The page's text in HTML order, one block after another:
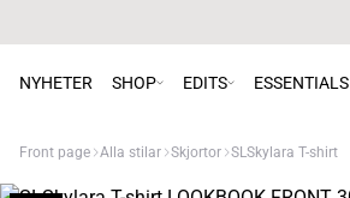
NYHETER SHOP EDITS ESSENTIALS
Front page Alla stilar Skjortor SLSkylara T-shirt